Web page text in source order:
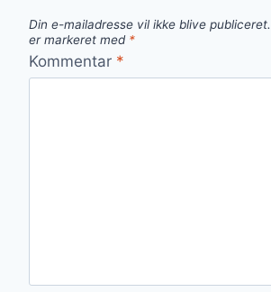
Din e-mailadresse vil ikke blive publiceret.
er markeret med *
Kommentar *